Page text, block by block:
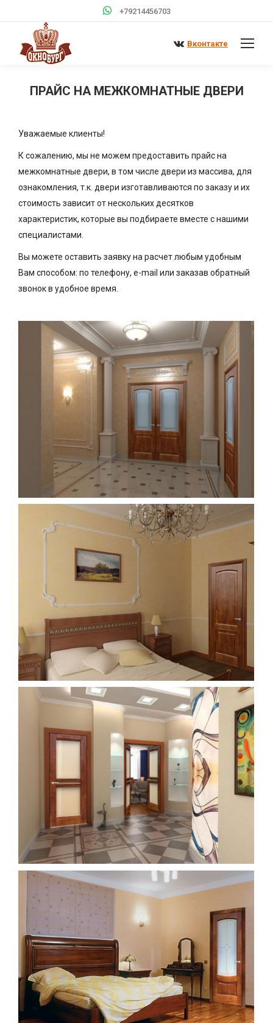
+79214456703
Вконтакте
ПРАЙС НА МЕЖКОМНАТНЫЕ ДВЕРИ
Уважаемые клиенты!
К сожалению, мы не можем предоставить прайс на
межкомнатные двери, в том числе двери из массива, для
ознакомления, т.к. двери изготавливаются по заказу и их
стоимость зависит от нескольких десятков
характеристик, которые вы подбираете вместе с нашими
специалистами.
Вы можете оставить заявку на расчет любым удобным
Вам способом: по телефону, e-mail или заказав обратный
звонок в удобное время.